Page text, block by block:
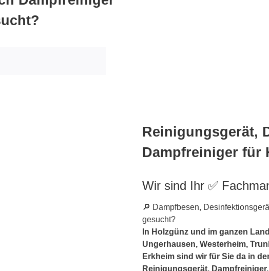
Reinigungsgerät,
Dampfreiniger für
Wir sind Ihr ✅
🔎 Dampfbesen,
gesucht?
In Holzgünz und im ganzen
Ungerhausen, Westerheim,
Erkheim sind wir für Sie da in
Reinigungsgerät,